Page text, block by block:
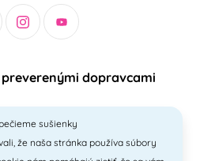
dopravcami
sušienky
že naša stránka používa súbory